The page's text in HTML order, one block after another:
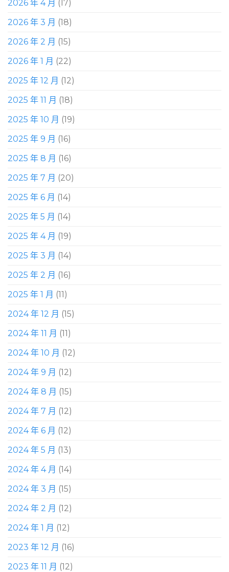
2026 年 4 月 (17)
2026 年 3 月 (18)
2026 年 2 月 (15)
2026 年 1 月 (22)
2025 年 12 月 (12)
2025 年 11 月 (18)
2025 年 10 月 (19)
2025 年 9 月 (16)
2025 年 8 月 (16)
2025 年 7 月 (20)
2025 年 6 月 (14)
2025 年 5 月 (14)
2025 年 4 月 (19)
2025 年 3 月 (14)
2025 年 2 月 (16)
2025 年 1 月 (11)
2024 年 12 月 (15)
2024 年 11 月 (11)
2024 年 10 月 (12)
2024 年 9 月 (12)
2024 年 8 月 (15)
2024 年 7 月 (12)
2024 年 6 月 (12)
2024 年 5 月 (13)
2024 年 4 月 (14)
2024 年 3 月 (15)
2024 年 2 月 (12)
2024 年 1 月 (12)
2023 年 12 月 (16)
2023 年 11 月 (12)